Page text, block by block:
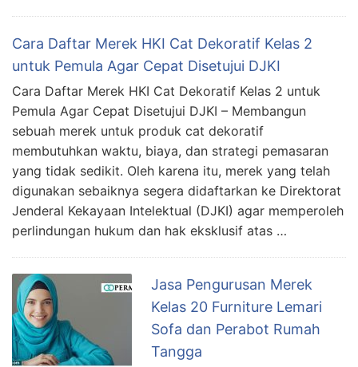
Cara Daftar Merek HKI Cat Dekoratif Kelas 2
untuk Pemula Agar Cepat Disetujui DJKI
Cara Daftar Merek HKI Cat Dekoratif Kelas 2 untuk
Pemula Agar Cepat Disetujui DJKI – Membangun
sebuah merek untuk produk cat dekoratif
membutuhkan waktu, biaya, dan strategi pemasaran
yang tidak sedikit. Oleh karena itu, merek yang telah
digunakan sebaiknya segera didaftarkan ke Direktorat
Jenderal Kekayaan Intelektual (DJKI) agar memperoleh
perlindungan hukum dan hak eksklusif atas …
Jasa Pengurusan Merek
Kelas 20 Furniture Lemari
Sofa dan Perabot Rumah
Tangga